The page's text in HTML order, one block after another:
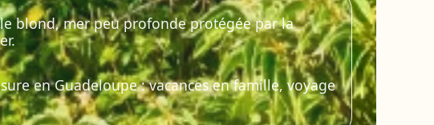
blond, mer peu profonde protégée par la
en Guadeloupe : vacances en famille, voyage